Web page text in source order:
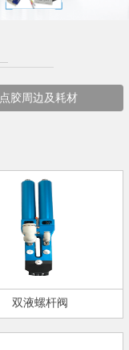
点胶周边及耗材
双液螺杆阀